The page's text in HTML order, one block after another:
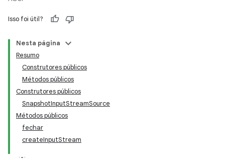
Isso foi útil?
Nesta página
Resumo
Construtores públicos
Métodos públicos
Construtores públicos
SnapshotInputStreamSource
Métodos públicos
fechar
createInputStream